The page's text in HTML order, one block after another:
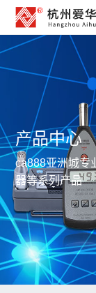
产品中心
ca888亚洲城专
器等系列产品